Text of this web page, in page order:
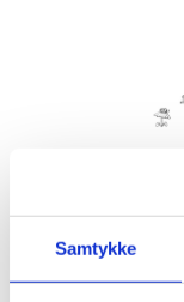
Samtykke
Kom med
Husk din yogamåtte.